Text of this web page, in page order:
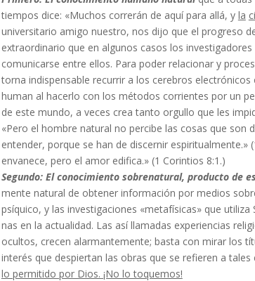
tiempos dice: «Muchos correrán de aquí para allá, y la
universita­rio amigo nuestro, nos dijo que el progreso
extraordinario que en algunos casos los
comunicarse entre ellos. Para poder relacionar y
torna indispensable recurrir a los cerebros
human al hacerlo con los métodos corrientes por un
de este mundo, a veces crea tanto orgullo que les
«Pero el hombre natural no percibe las cosas que son
entender, porque se han de discernir espiritualmente.»
envanece, pero el amor edifica.» (1 Corintios 8:1.)
Segundo: El conocimiento sobrenatural, producto de
mente natural de obtener información por medios
psíquico, y las investigaciones «metafísicas» que
nas en la actualidad. Las así llamadas experiencias
ocultos, crecen alarmantemente; basta con mirar los
interés que despiertan las obras que se refieren a tales
lo permitido por Dios. ¡No lo toquemos!